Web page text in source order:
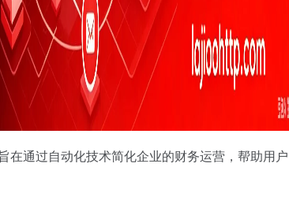
通过自动化技术简化企业的财务运营，帮助用户